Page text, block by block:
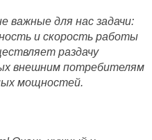
важные для нас задачи:
и скорость работы
раздачу
внешним потребителям
мощностей.